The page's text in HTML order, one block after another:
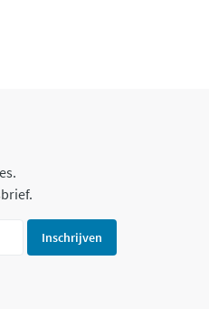
Inschrijven